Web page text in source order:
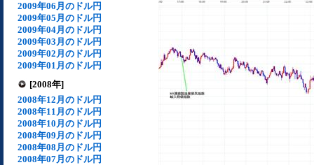
2009年06月のドル円
2009年05月のドル円
2009年04月のドル円
2009年03月のドル円
2009年02月のドル円
2009年01月のドル円
[2008年]
2008年12月のドル円
2008年11月のドル円
2008年10月のドル円
2008年09月のドル円
2008年08月のドル円
2008年07月のドル円